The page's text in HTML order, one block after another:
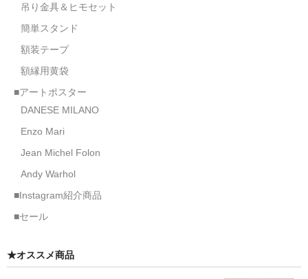
吊り金具＆ヒモセット
簡単スタンド
額装テープ
額縁用黄袋
■アートポスター
DANESE MILANO
Enzo Mari
Jean Michel Folon
Andy Warhol
■Instagram紹介商品
■セール
★オススメ商品